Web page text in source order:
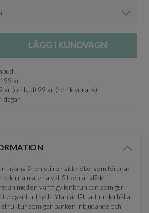
LÄGG I KUNDVAGN
kr
kr (ombud) 99 kr (hemleverans)
dagar
Visa/
nyans är en stilren sittmöbel som förenar
materialval. Sitsen är klädd i
med en varm gyllenbrun ton som ger
elegant uttryck. Ytan är lätt att underhålla
struktur som gör bänken inbjudande och